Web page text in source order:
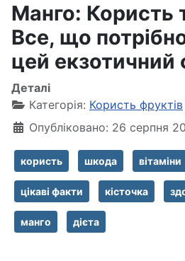
Манго: Користь
Все, що
цей екзотичний
Деталі
Категорія: Користь фруктів
Опубліковано: 26 серпня
користь шкода вітаміни
цікаві факти кісточка
манго дієта